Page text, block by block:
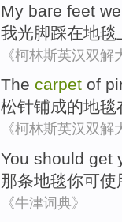
My bare feet
我光脚踩在地毯
《柯林斯英汉双解
The carpet of
松针铺成的地毯
《柯林斯英汉双解
You should get
那条地毯你可使
《牛津词典》